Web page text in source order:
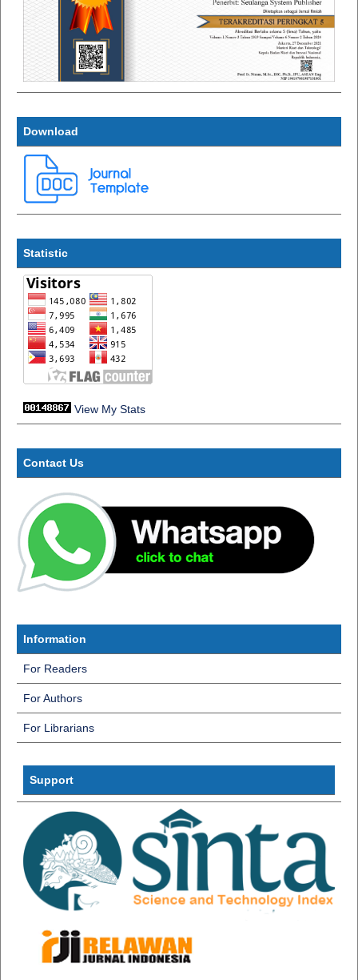
Download
Statistic
View My Stats
Contact Us
Information
For Readers
For Authors
For Librarians
Support